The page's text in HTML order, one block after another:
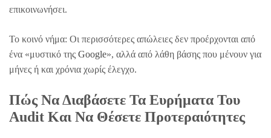
επικοινωνήσει.
Το κοινό νήμα: Οι περισσότερες απώλειες δεν προέρχονται από
ένα «μυστικό της Google», αλλά από λάθη βάσης που μένουν για
μήνες ή και χρόνια χωρίς έλεγχο.
Πώς Να Διαβάσετε Τα Ευρήματα Του
Audit Και Να Θέσετε Προτεραιότητες